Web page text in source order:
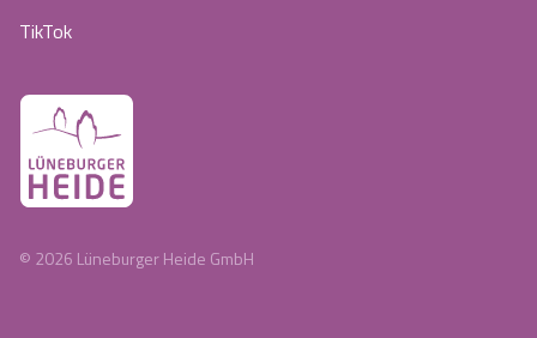
TikTok
© 2026 Lüneburger Heide GmbH